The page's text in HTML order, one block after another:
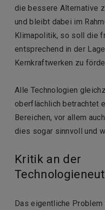
die bessere Alternative
und bleibt dabei im
Klimapolitik, so soll die
entsprechend in der
Kernkraftwerken zu
Alle Technologien
oberflächlich betrachtet
Bereichen, vor allem
dies sogar sinnvoll und
Kritik an der
Das eigentliche